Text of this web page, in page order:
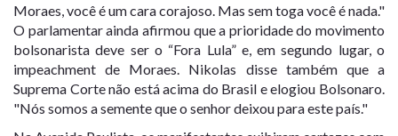
Moraes, você é um cara corajoso. Mas sem toga você é nada."
O parlamentar ainda afirmou que a prioridade do movimento
bolsonarista deve ser o “Fora Lula” e, em segundo lugar, o
impeachment de Moraes. Nikolas disse também que a
Suprema Corte não está acima do Brasil e elogiou Bolsonaro.
"Nós somos a semente que o senhor deixou para este país."